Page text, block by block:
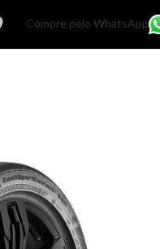
Compre pelo WhatsApp